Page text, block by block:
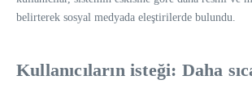
belirterek sosyal medyada eleştirilerde bulundu.
Kullanıcıların isteği: Daha